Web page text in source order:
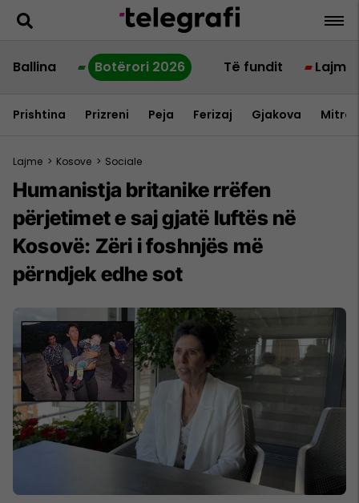
Ballina Botërori 2026 Të fundit Lajme
Prishtina Prizreni Peja Ferizaj Gjakova
Lajme > Kosove > Sociale
Humanistja britanike rrëfen
përjetimet e saj gjatë luftës në
Kosovë: Zëri i foshnjës më
përndjek edhe sot